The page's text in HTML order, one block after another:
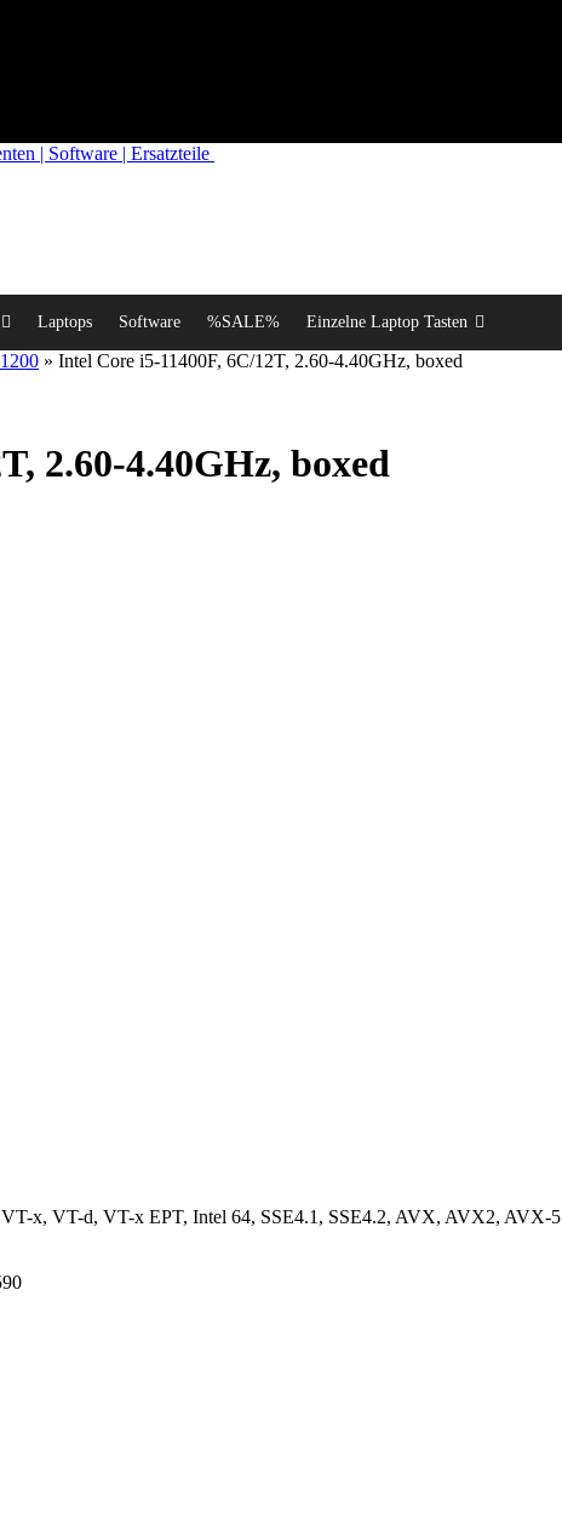
| Software | Ersatzteile
Laptops Software %SALE% Einzelne Laptop Tasten
» Intel Core i5-11400F, 6C/12T, 2.60-4.40GHz, boxed
2.60-4.40GHz, boxed
x, VT-d, VT-x EPT, Intel 64, SSE4.1, SSE4.2, AVX, AVX2, AVX-